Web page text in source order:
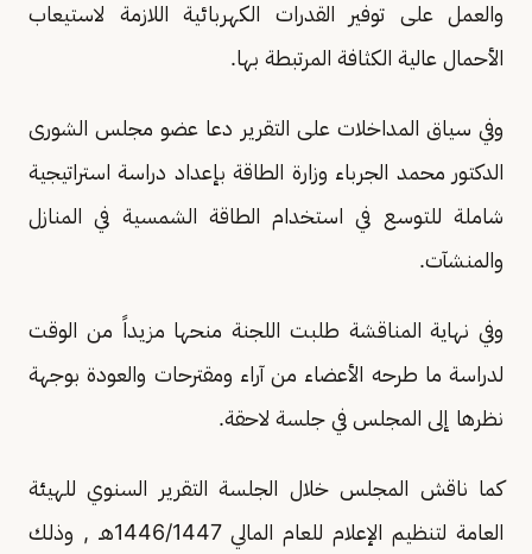
والعمل على توفير القدرات الكهربائية اللازمة لاستيعاب
الأحمال عالية الكثافة المرتبطة بها.
وفي سياق المداخلات على التقرير دعا عضو مجلس الشورى
الدكتور محمد الجرباء وزارة الطاقة بإعداد دراسة استراتيجية
شاملة للتوسع في استخدام الطاقة الشمسية في المنازل
والمنشآت.
وفي نهاية المناقشة طلبت اللجنة منحها مزيداً من الوقت
لدراسة ما طرحه الأعضاء من آراء ومقترحات والعودة بوجهة
نظرها إلى المجلس في جلسة لاحقة.
كما ناقش المجلس خلال الجلسة التقرير السنوي للهيئة
العامة لتنظيم الإعلام للعام المالي 1446/1447هـ , وذلك